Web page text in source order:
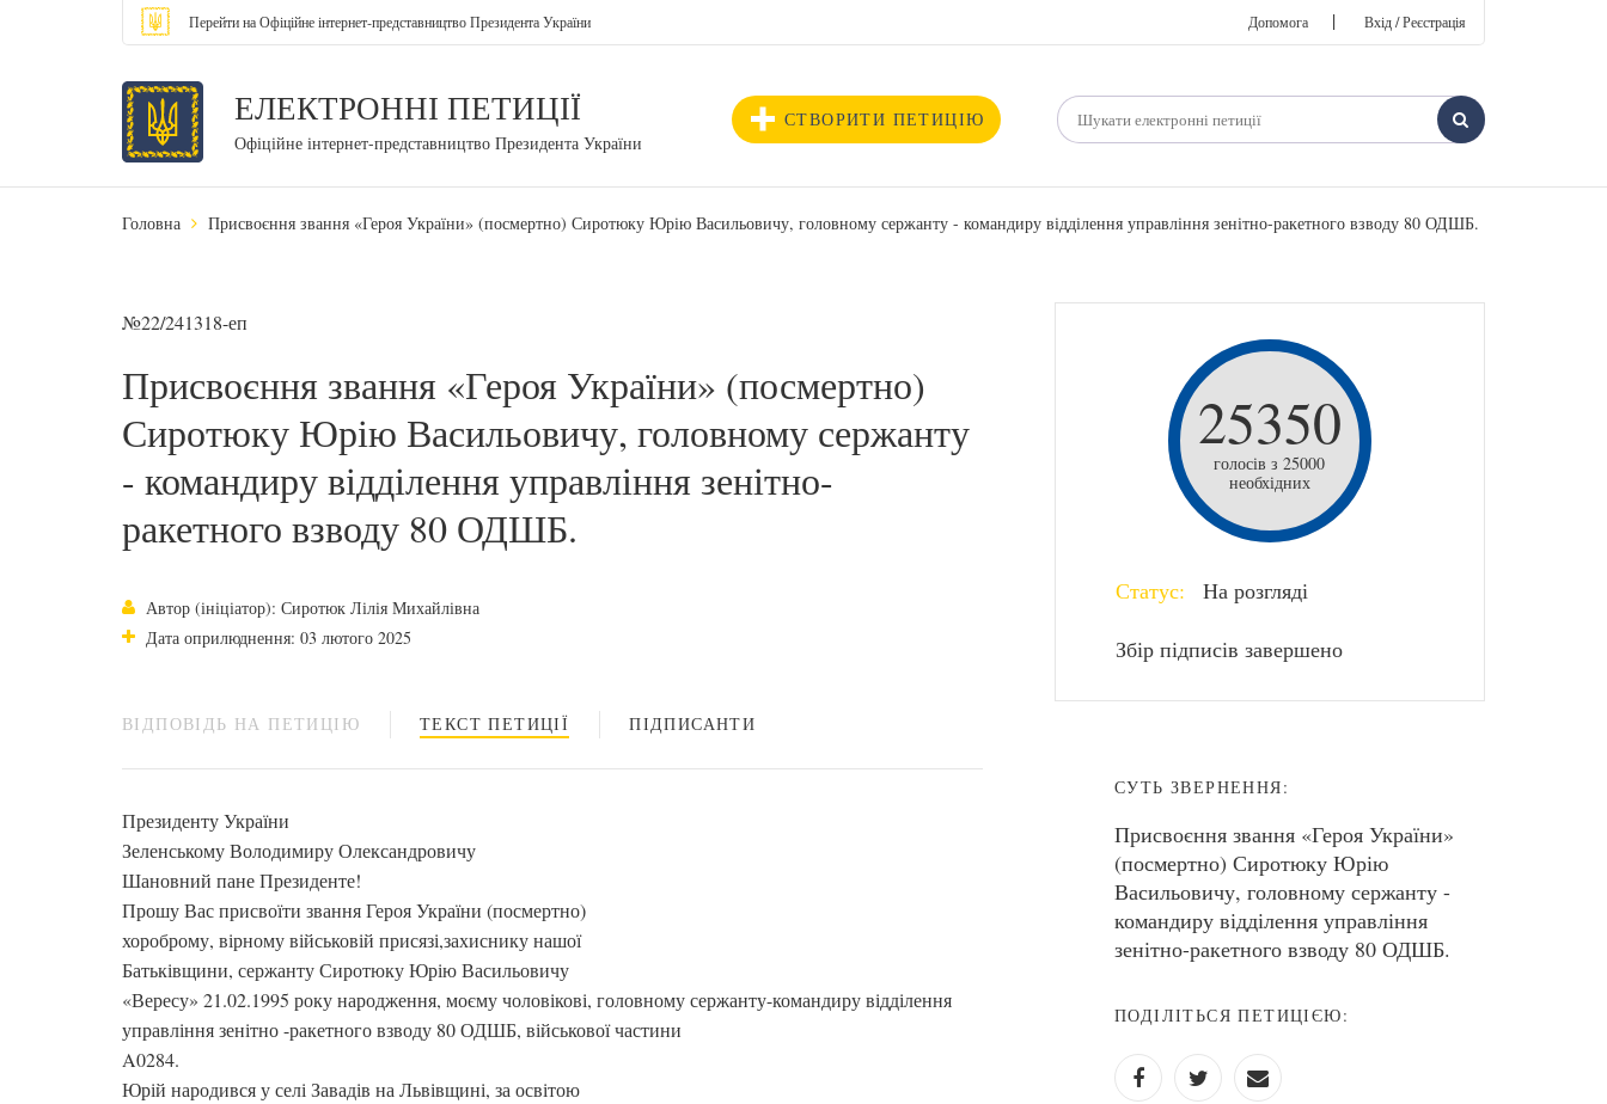
Перейти на Офіційне інтернет-представництво Президента України Допомога | Вхід / Реєстрація
ЕЛЕКТРОННІ ПЕТИЦІЇ
Офіційне інтернет-представництво Президента України
СТВОРИТИ ПЕТИЦІЮ
Головна Присвоєння звання «Героя України» (посмертно) Сиротюку Юрію Васильовичу, головному сержанту - командиру відділення управління зенітно-ракетного взводу 80 ОДШБ.
№22/241318-еп
Присвоєння звання «Героя України» (посмертно)
Сиротюку Юрію Васильовичу, головному сержанту
- командиру відділення управління зенітно-
ракетного взводу 80 ОДШБ.
Автор (ініціатор): Сиротюк Лілія Михайлівна
Дата оприлюднення: 03 лютого 2025
ВІДПОВІДЬ НА ПЕТИЦІЮ ТЕКСТ ПЕТИЦІЇ ПІДПИСАНТИ
Президенту України
Зеленському Володимиру Олександровичу
Шановний пане Президенте!
Прошу Вас присвоїти звання Героя України (посмертно)
хороброму, вірному військовій присязі,захиснику нашої
Батьківщини, сержанту Сиротюку Юрію Васильовичу
«Вересу» 21.02.1995 року народження, моєму чоловікові, головному сержанту-командиру відділення
управління зенітно -ракетного взводу 80 ОДШБ, військової частини
A0284.
Юрій народився у селі Завадів на Львівщині, за освітою
25350
голосів з 25000
необхідних
Статус: На розгляді
Збір підписів завершено
СУТЬ ЗВЕРНЕННЯ:
Присвоєння звання «Героя України»
(посмертно) Сиротюку Юрію
Васильовичу, головному сержанту -
командиру відділення управління
зенітно-ракетного взводу 80 ОДШБ.
ПОДІЛІТЬСЯ ПЕТИЦІЄЮ: